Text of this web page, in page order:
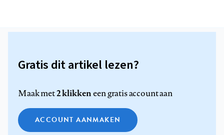
Gratis dit artikel lezen?
Maak met2 klikkeneen gratis account aan
ACCOUNT AANMAKEN